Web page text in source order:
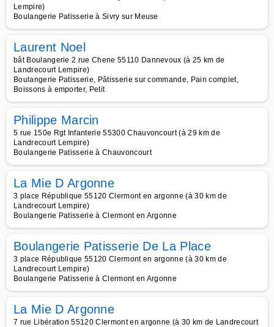
Lempire)
Boulangerie Patisserie à Sivry sur Meuse
Laurent Noel
bât Boulangerie 2 rue Chene 55110 Dannevoux (à 25 km de
Landrecourt Lempire)
Boulangerie Patisserie, Pâtisserie sur commande, Pain complet,
Boissons à emporter, Petit
Philippe Marcin
5 rue 150e Rgt Infanterie 55300 Chauvoncourt (à 29 km de
Landrecourt Lempire)
Boulangerie Patisserie à Chauvoncourt
La Mie D Argonne
3 place République 55120 Clermont en argonne (à 30 km de
Landrecourt Lempire)
Boulangerie Patisserie à Clermont en Argonne
Boulangerie Patisserie De La Place
3 place République 55120 Clermont en argonne (à 30 km de
Landrecourt Lempire)
Boulangerie Patisserie à Clermont en Argonne
La Mie D Argonne
7 rue Libération 55120 Clermont en argonne (à 30 km de Landrecourt